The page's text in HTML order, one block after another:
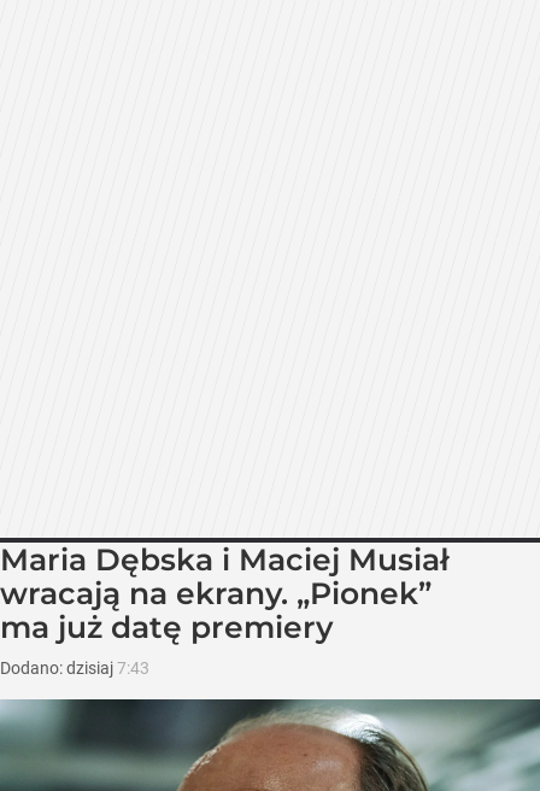
Maria Dębska i Maciej Musiał
wracają na ekrany. „Pionek”
ma już datę premiery
Dodano:dzisiaj7:43